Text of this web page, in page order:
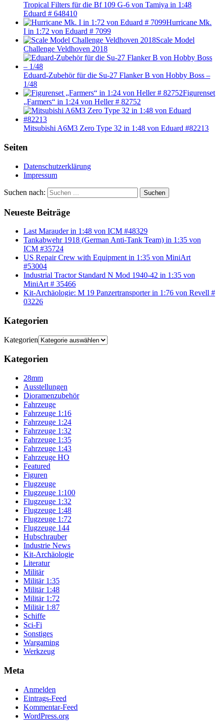
Tropical Filters für die Bf 109 G-6 von Tamiya in 1:48
Eduard # 648410
Hurricane Mk.
I in 1:72 von Eduard # 7099
Scale Model
Challenge Veldhoven 2018
Eduard-Zubehör für die Su-27 Flanker B von Hobby Boss –
1/48
Figurenset
„Farmers“ in 1:24 von Heller # 82752
Mitsubishi A6M3 Zero Type 32 in 1:48 von Eduard #82213
Seiten
Datenschutzerklärung
Impressum
Suchen nach: Suchen
Neueste Beiträge
Last Marauder in 1:48 von ICM #48329
Tankabwehr 1918 (German Anti-Tank Team) in 1:35 von
ICM #35724
US Repair Crew with Equipment in 1:35 von MiniArt
#53004
Industrial Tractor Standard N Mod 1940-42 in 1:35 von
MiniArt # 35466
Kit-Archäologie: M 19 Panzertransporter in 1:76 von Revell #
03226
Kategorien
Kategorien
Kategorien
28mm
Ausstellungen
Dioramenzubehör
Fahrzeuge
Fahrzeuge 1:16
Fahrzeuge 1:24
Fahrzeuge 1:32
Fahrzeuge 1:35
Fahrzeuge 1:43
Fahrzeuge HO
Featured
Figuren
Flugzeuge
Flugzeuge 1:100
Flugzeuge 1:32
Flugzeuge 1:48
Flugzeuge 1:72
Flugzeuge 144
Hubschrauber
Industrie News
Kit-Archäologie
Literatur
Militär
Militär 1:35
Militär 1:48
Militär 1:72
Militär 1:87
Schiffe
Sci-Fi
Sonstiges
Wargaming
Werkzeug
Meta
Anmelden
Eintrags-Feed
Kommentar-Feed
WordPress.org